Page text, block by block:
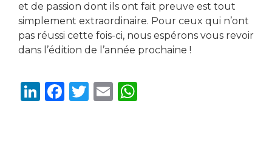
et de passion dont ils ont fait preuve est tout
simplement extraordinaire. Pour ceux qui n’ont
pas réussi cette fois-ci, nous espérons vous revoir
dans l’édition de l’année prochaine !
Li F
T
E